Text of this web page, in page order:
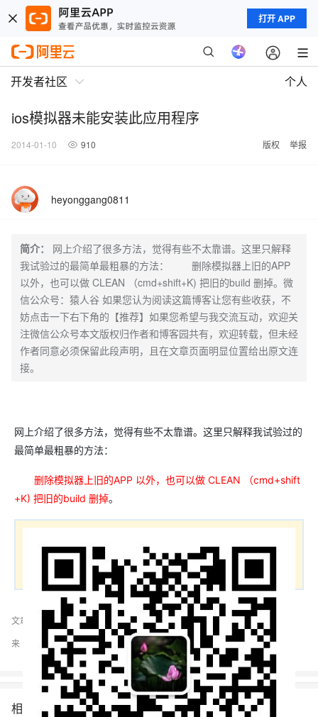
打开 APP
开发者社区 个人
ios模拟器未能安装此应用程序
2014-01-10 910 版权 举报
heyonggang0811
简介：
网上介绍了很多方法，觉得有些不太靠谱。这里只解释
我试验过的最简单最粗暴的方法： 删除模拟器上旧的APP
以外，也可以做 CLEAN （cmd+shift+K) 把旧的build 删掉。微
信公众号：猿人谷 如果您认为阅读这篇博客让您有些收获，不
妨点击一下右下角的【推荐】如果您希望与我交流互动，欢迎关
注微信公众号本文版权归作者和博客园共有，欢迎转载，但未经
作者同意必须保留此段声明，且在文章页面明显位置给出原文连
接。
网上介绍了很多方法，觉得有些不太靠谱。这里只解释我试验过的
最简单最粗暴的方法：
删除模拟器上旧的APP 以外，也可以做 CLEAN （cmd+shift
+K) 把旧的build 删掉。
文章标签：
iOS开发
来 源：
开发者社区 > 开发与运维>文章 > 正文
相关文章